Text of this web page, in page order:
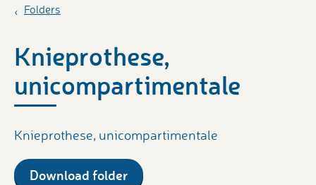
Folders
Knieprothese,
unicompartimentale
Knieprothese, unicompartimentale
Download folder